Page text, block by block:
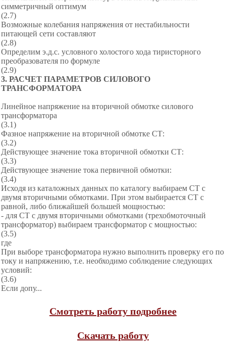
симметричный оптимум
(2.7)
Возможные колебания напряжения от нестабильности
питающей сети составляют
(2.8)
Определим э.д.с. условного холостого хода тиристорного
преобразователя по формуле
(2.9)
3. РАСЧЕТ ПАРАМЕТРОВ СИЛОВОГО
ТРАНСФОРМАТОРА
Линейное напряжение на вторичной обмотке силового
трансформатора
(3.1)
Фазное напряжение на вторичной обмотке СТ:
(3.2)
Действующее значение тока вторичной обмотки СТ:
(3.3)
Действующее значение тока первичной обмотки:
(3.4)
Исходя из каталожных данных по каталогу выбираем СТ с
двумя вторичными обмотками. При этом выбирается СТ с
равной, либо ближайшей большей мощностью:
- для СТ с двумя вторичными обмотками (трехобмоточный
трансформатор) выбираем трансформатор с мощностью:
(3.5)
где
При выборе трансформатора нужно выполнить проверку его по
току и напряжению, т.е. необходимо соблюдение следующих
условий:
(3.6)
Если допу...
Смотреть работу подробнее
Скачать работу